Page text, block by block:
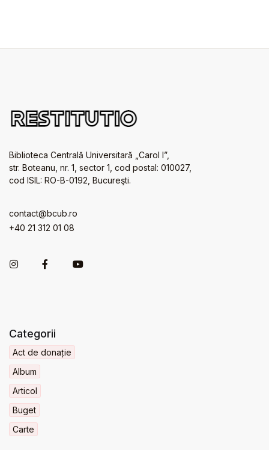
Biblioteca Centrală Universitară „Carol I”,
str. Boteanu, nr. 1, sector 1, cod postal: 010027,
cod ISIL: RO-B-0192, Bucureşti.
contact@bcub.ro
+40 21 312 01 08
Categorii
Act de donație
Album
Articol
Buget
Carte